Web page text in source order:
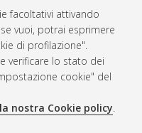
facoltativi attivando
vuoi, potrai esprimere
di profilazione".
verificare lo stato dei
cookie" del
nostra Cookie policy.
particle size, density and
pneumatic conveyors.
Corso di Studio in
- Forli', Documento ad